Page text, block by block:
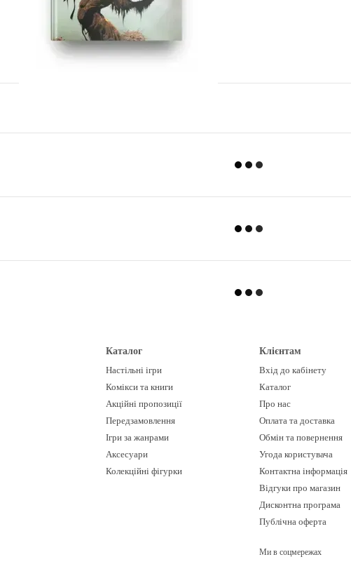
Каталог
Настільні ігри
Комікси та книги
Акційні пропозиції
Передзамовлення
Ігри за жанрами
Аксесуари
Колекційні фігурки
Клієнтам
Вхід до кабінету
Каталог
Про нас
Оплата та доставка
Обмін та повернення
Угода користувача
Контактна інформація
Відгуки про магазин
Дисконтна програма
Публічна оферта
Ми в соцмережах